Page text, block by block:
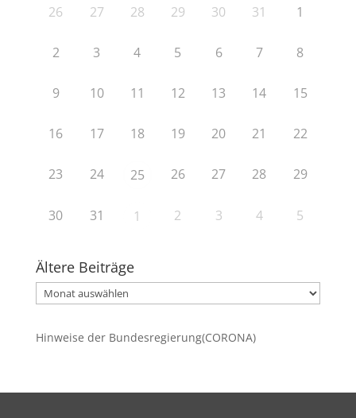
26 27 28 29 30 31 1
2 3 4 5 6 7 8
9 10 11 12 13 14 15
16 17 18 19 20 21 22
23 24 25 26 27 28 29
30 31 1 2 3 4 5
Ältere Beiträge
Ältere
Beiträge
Hinweise der Bundesregierung(CORONA)